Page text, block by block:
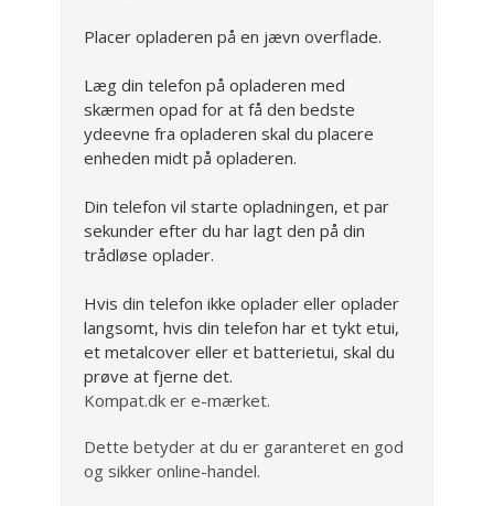
Placer opladeren på en jævn overflade.
Læg din telefon på opladeren med
skærmen opad for at få den bedste
ydeevne fra opladeren skal du placere
enheden midt på opladeren.
Din telefon vil starte opladningen, et par
sekunder efter du har lagt den på din
trådløse oplader.
Hvis din telefon ikke oplader eller oplader
langsomt, hvis din telefon har et tykt etui,
et metalcover eller et batterietui, skal du
prøve at fjerne det.
Kompat.dk er e-mærket.
Dette betyder at du er garanteret en god
og sikker online-handel.